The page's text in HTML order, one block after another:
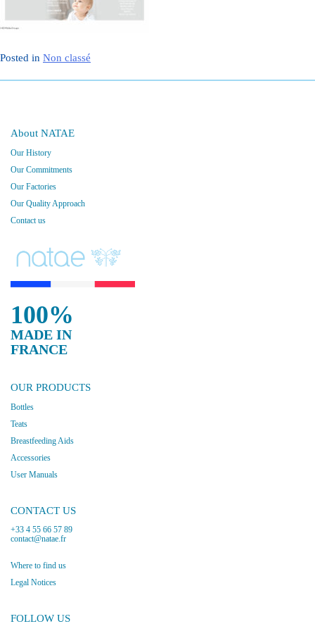
Posted in Non classé
About NATAE
Our History
Our Commitments
Our Factories
Our Quality Approach
Contact us
100%
MADE IN
FRANCE
OUR PRODUCTS
Bottles
Teats
Breastfeeding Aids
Accessories
User Manuals
CONTACT US
+33 4 55 66 57 89
contact@natae.fr
Where to find us
Legal Notices
FOLLOW US